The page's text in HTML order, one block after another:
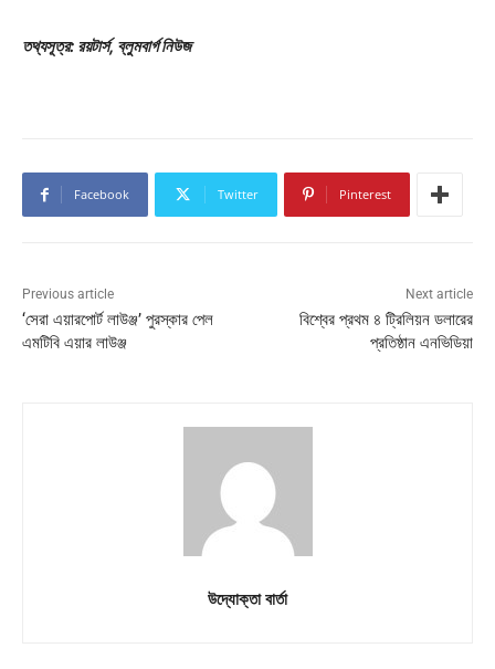
তথ্যসূত্র: রয়টার্স, ব্লুমবার্গ নিউজ
Facebook Twitter Pinterest
Previous article
‘সেরা এয়ারপোর্ট লাউঞ্জ’ পুরস্কার পেল
এমটিবি এয়ার লাউঞ্জ
Next article
বিশ্বের প্রথম ৪ ট্রিলিয়ন ডলারের
প্রতিষ্ঠান এনভিডিয়া
উদ্যোক্তা বার্তা